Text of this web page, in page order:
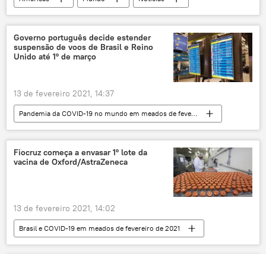
Eduardo Pazuello vacina
Pandemia da COVID-19 no mundo em meados de fevereiro de 2021
COVID-19
novo coronavírus
Nicolás Maduro
Sputnik V
Governo português decide estender
suspensão de voos de Brasil e Reino
Unido até 1º de março
13 de fevereiro 2021, 14:37
Pandemia da COVID-19 no mundo em meados de fevereiro de 2021
Europa
Mundo
Notícias
COVID-19
voos
voos comerciais
suspensão
novo coronavírus
Fiocruz começa a envasar 1º lote da
vacina de Oxford/AstraZeneca
13 de fevereiro 2021, 14:02
Brasil e COVID-19 em meados de fevereiro de 2021
Notícias do Brasil
Notícias